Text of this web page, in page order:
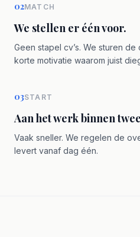
02MATCH
We stellen er één voor.
Geen stapel cv’s. We sturen
korte motivatie waarom juist
03START
Aan het werk binnen
Vaak sneller. We regelen de
levert vanaf dag één.